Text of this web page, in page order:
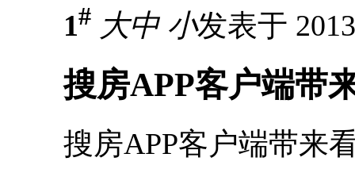
1# 大中 小发表于
搜房APP客户端带
搜房APP客户端带来